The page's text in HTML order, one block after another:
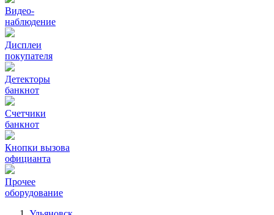
Видео‑
наблюдение
Дисплеи
покупателя
Детекторы
банкнот
Счетчики
банкнот
Кнопки вызова
официанта
Прочее
оборудование